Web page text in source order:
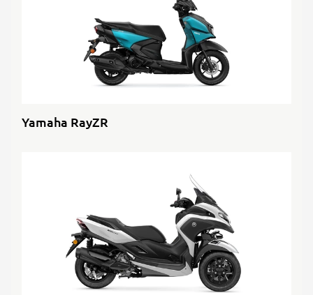
Yamaha RayZR